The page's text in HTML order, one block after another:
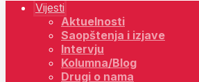
Vijesti
Aktuelnosti
Saopštenja i izjave
Intervju
Kolumna/Blog
Drugi o nama